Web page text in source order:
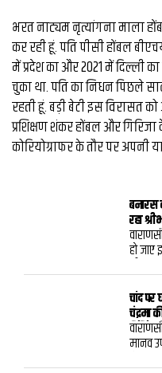
भरत नाट्यम नृत्यांगना माला
कर रही हूं. पति पीसी होंबल
में प्रदेश का और 2021 में दिल्ली
चुका था. पति का निधन पिछले
रहती हूं. बड़ी बेटी इस विरासत
प्रशिक्षण शंकर होंबल और
कोरियोग्राफर के तौर पर अपनी
बनारस
रहा
हो जाए
कि
और आज
इस
सम्मान
भवन
चांद
चंद्रमा
प्रिंटिंग
मानव